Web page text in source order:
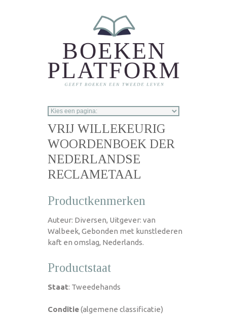
VRIJ WILLEKEURIG
WOORDENBOEK DER
NEDERLANDSE
RECLAMETAAL
Productkenmerken
Auteur: Diversen, Uitgever: van
Walbeek, Gebonden met kunstlederen
kaft en omslag, Nederlands.
Productstaat
Staat: Tweedehands
Conditie(algemene classificatie)